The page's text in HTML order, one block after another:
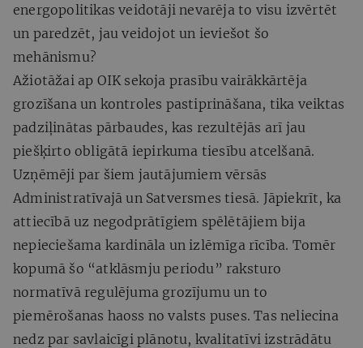
energopolitikas veidotāji nevarēja to visu izvērtēt
un paredzēt, jau veidojot un ieviešot šo
mehānismu?
Ažiotāžai ap OIK sekoja prasību vairākkārtēja
grozīšana un kontroles pastiprināšana, tika veiktas
padziļinātas pārbaudes, kas rezultējās arī jau
piešķirto obligātā iepirkuma tiesību atcelšanā.
Uzņēmēji par šiem jautājumiem vērsās
Administratīvajā un Satversmes tiesā. Jāpiekrīt, ka
attiecībā uz negodprātīgiem spēlētājiem bija
nepieciešama kardināla un izlēmīga rīcība. Tomēr
kopumā šo “atklāsmju periodu” raksturo
normatīvā regulējuma grozījumu un to
piemērošanas haoss no valsts puses. Tas neliecina
nedz par savlaicīgi plānotu, kvalitatīvi izstrādātu